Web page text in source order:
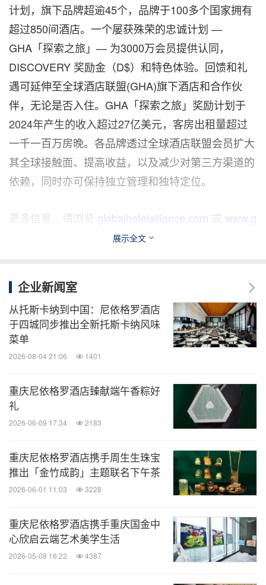
计划，旗下品牌超逾45个，品牌于100多个国家拥有
超过850间酒店。一个屡获殊荣的忠诚计划 —
GHA「探索之旅」— 为3000万会员提供认同，
DISCOVERY 奖励金（D$）和特色体验。回馈和礼
遇可延伸至全球酒店联盟(GHA)旗下酒店和合作伙
伴，无论是否入住。GHA「探索之旅」奖励计划于
2024年产生的收入超过27亿美元，客房出租量超过
一千一百万房晚。各品牌透过全球酒店联盟会员扩大
其全球接触面、提高收益，以及减少对第三方渠道的
依赖，同时亦可保持独立管理和独特定位。
更多信息，请浏览 globalhotelalliance.com 或 www.g
消息来源：重庆尼依格罗酒店
订阅！
分享到：
展示全文
企业新闻室
从托斯卡纳到中国：尼依格罗酒店
于四城同步推出全新托斯卡纳风味
菜单
2026-08-04 21:06 1401
重庆尼依格罗酒店臻献端午香粽好
礼
2026-06-09 17:34 2183
重庆尼依格罗酒店携手周生生珠宝
推出「金竹成韵」主题联名下午茶
2026-06-01 11:03 3228
重庆尼依格罗酒店携手重庆国金中
心欣启云端艺术美学生活
2026-05-08 16:22 4387